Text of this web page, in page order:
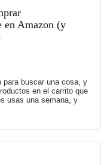
en Amazon (y
para buscar una cosa, y
en el carrito que
usas una semana, y